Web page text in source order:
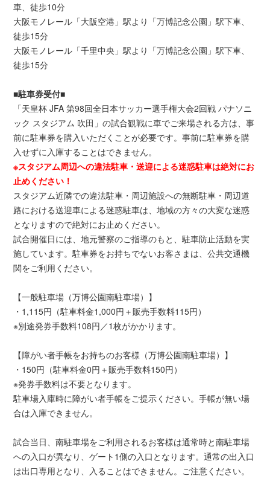
車、徒歩10分
大阪モノレール「大阪空港」駅より「万博記念公園」駅下車、
徒歩15分
大阪モノレール「千里中央」駅より「万博記念公園」駅下車、
徒歩15分
■駐車券受付■
「天皇杯 JFA 第98回全日本サッカー選手権大会2回戦 パナソニ
ック スタジアム 吹田」の試合観戦に車でご来場される方は、事
前に駐車券を購入いただくことが必要です。事前に駐車券を購
入せずに入庫することはできません。
※スタジアム周辺への違法駐車・送迎による迷惑駐車は絶対にお
止めください！
スタジアム近隣での違法駐車・周辺施設への無断駐車・周辺道
路における送迎車による迷惑駐車は、地域の方々の大変な迷惑
となりますので絶対にお止めください。
試合開催日には、地元警察のご指導のもと、駐車防止活動を実
施しています。駐車券をお持ちでないお客さまは、公共交通機
関をご利用ください。
【一般駐車場（万博公園南駐車場）】
・1,115円（駐車料金1,000円＋販売手数料115円）
※別途発券手数料108円／1枚がかかります。
【障がい者手帳をお持ちのお客様（万博公園南駐車場）】
・150円（駐車料金0円＋販売手数料150円）
※発券手数料は不要となります。
駐車場入庫時に障がい者手帳をご提示ください。手帳が無い場
合は入庫できません。
試合当日、南駐車場をご利用されるお客様は通常時と南駐車場
への入口が異なり、ゲート1側の入口となります。通常の出入口
は出口専用となり、入ることはできません。ご注意ください。